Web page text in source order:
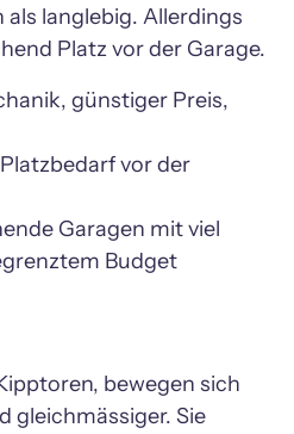
langlebig. Allerdings
Platz vor der Garage.
günstiger Preis,
vor der
Garagen mit viel
bewegen sich
gleichmässiger. Sie